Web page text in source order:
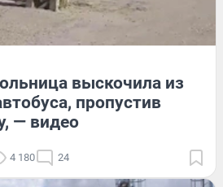
выскочила из
пропустив
— видео
4 180 24